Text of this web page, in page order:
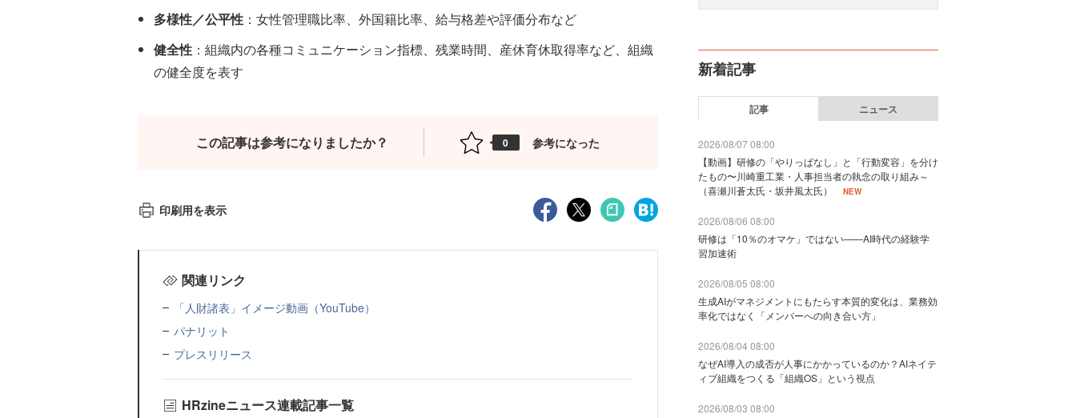
多様性／公平性 ：女性管理職比率、外国籍比率、給与格差や評価分布など
健全性 ：組織内の各種コミュニケーション指標、残業時間、産休育休取得率など、組織
の健全度を表す
この記事は参考になりましたか？ 0 参考になった
印刷用を表示
関連リンク
「人財諸表」イメージ動画（YouTube）
パナリット
プレスリリース
HRzineニュース連載記事一覧
新着記事
記事 ニュース
2026/08/07 08:00
【動画】研修の「やりっぱなし」と「行動変容」を分け
たもの〜川崎重工業・人事担当者の執念の取り組み～
（喜瀬川蒼太氏・坂井風太氏）
NEW
2026/08/06 08:00
研修は「10％のオマケ」ではない——AI時代の経験学
習加速術
2026/08/05 08:00
生成AIがマネジメントにもたらす本質的変化は、業務効
率化ではなく「メンバーへの向き合い方」
2026/08/04 08:00
なぜAI導入の成否が人事にかかっているのか？AIネイテ
ィブ組織をつくる「組織OS」という視点
2026/08/03 08:00